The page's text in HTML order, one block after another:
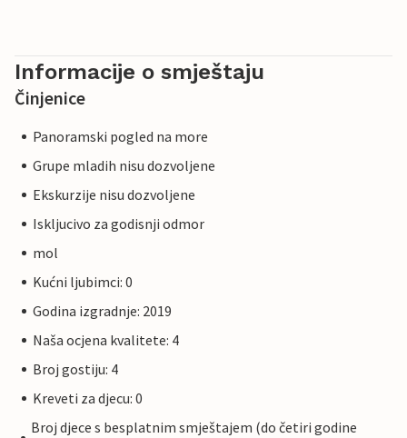
Informacije o smještaju
Činjenice
Panoramski pogled na more
Grupe mladih nisu dozvoljene
Ekskurzije nisu dozvoljene
Iskljucivo za godisnji odmor
mol
Kućni ljubimci: 0
Godina izgradnje: 2019
Naša ocjena kvalitete: 4
Broj gostiju: 4
Kreveti za djecu: 0
Broj djece s besplatnim smještajem (do četiri godine